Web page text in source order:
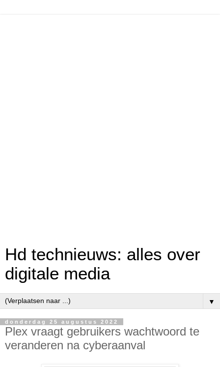
Hd technieuws: alles over
digitale media
▼
donderdag 25 augustus 2022
Plex vraagt gebruikers wachtwoord te
veranderen na cyberaanval